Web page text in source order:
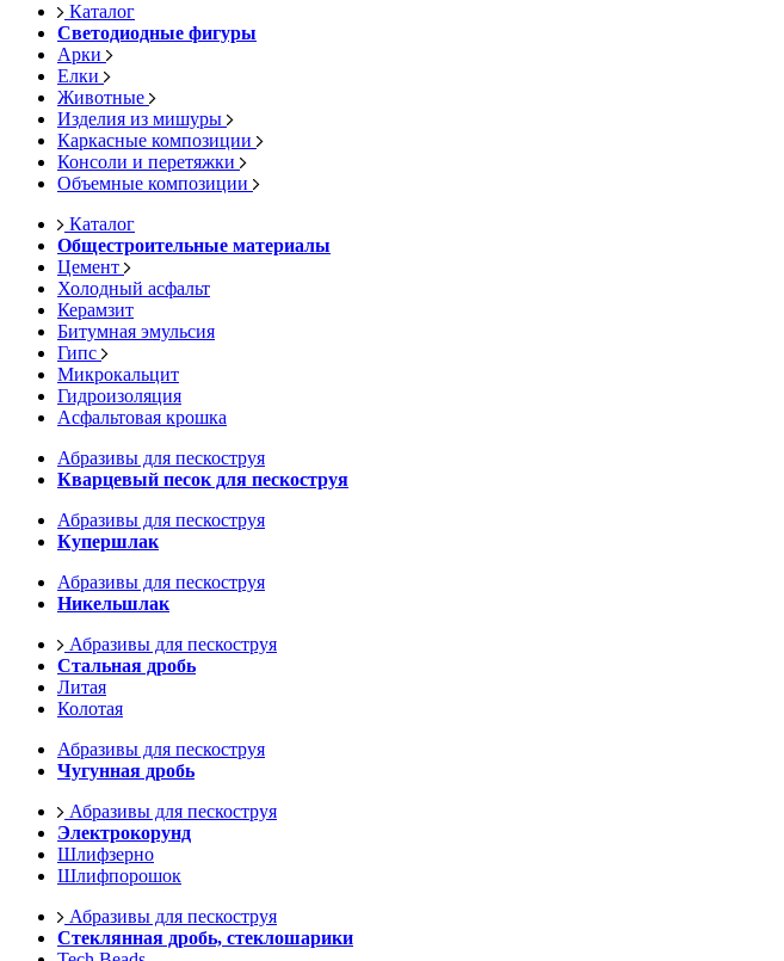
Каталог
Светодиодные фигуры
Арки
Елки
Животные
Изделия из мишуры
Каркасные композиции
Консоли и перетяжки
Объемные композиции
Каталог
Общестроительные материалы
Цемент
Холодный асфальт
Керамзит
Битумная эмульсия
Гипс
Микрокальцит
Гидроизоляция
Асфальтовая крошка
Абразивы для пескоструя
Кварцевый песок для пескоструя
Абразивы для пескоструя
Купершлак
Абразивы для пескоструя
Никельшлак
Абразивы для пескоструя
Стальная дробь
Литая
Колотая
Абразивы для пескоструя
Чугунная дробь
Абразивы для пескоструя
Электрокорунд
Шлифзерно
Шлифпорошок
Абразивы для пескоструя
Стеклянная дробь, стеклошарики